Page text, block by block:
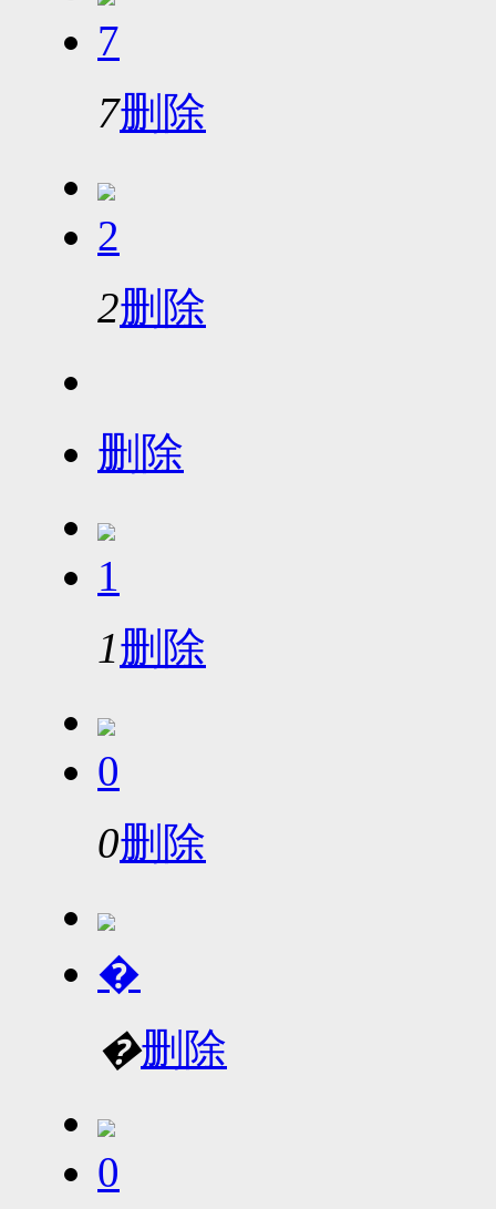
7
7删除
2
2删除
删除
1
1删除
0
0删除
�
�删除
0